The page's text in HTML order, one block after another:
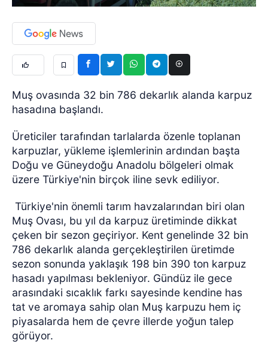
Muş ovasında 32 bin 786 dekarlık alanda karpuz
hasadına başlandı.
Üreticiler tarafından tarlalarda özenle toplanan
karpuzlar, yükleme işlemlerinin ardından başta
Doğu ve Güneydoğu Anadolu bölgeleri olmak
üzere Türkiye'nin birçok iline sevk ediliyor.
Türkiye'nin önemli tarım havzalarından biri olan
Muş Ovası, bu yıl da karpuz üretiminde dikkat
çeken bir sezon geçiriyor. Kent genelinde 32 bin
786 dekarlık alanda gerçekleştirilen üretimde
sezon sonunda yaklaşık 198 bin 390 ton karpuz
hasadı yapılması bekleniyor. Gündüz ile gece
arasındaki sıcaklık farkı sayesinde kendine has
tat ve aromaya sahip olan Muş karpuzu hem iç
piyasalarda hem de çevre illerde yoğun talep
görüyor.